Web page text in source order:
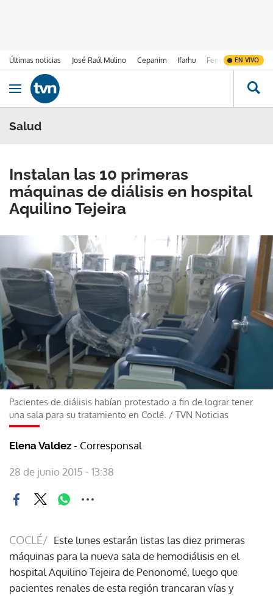
Últimas noticias José Raúl Mulino Cepanim Ifarhu Fenómeno de El
EN VIVO
Ir al contenido
Obrir navegació
Salud
Instalan las 10 primeras
máquinas de diálisis en hospital
Aquilino Tejeira
Pacientes de diálisis habían protestado a fin de lograr tener
una sala para su tratamiento en Coclé. / TVN Noticias
Elena Valdez - Corresponsal
28 de junio 2015 - 13:38
COCLÉ/ Este lunes estarán listas las diez primeras
máquinas para la nueva sala de hemodiálisis en el
hospital Aquilino Tejeira de Penonomé, luego que
pacientes renales de esta región trancaran vías y